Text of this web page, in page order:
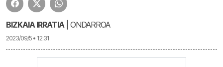
BIZKAIA IRRATIA| ONDARROA
2023/09/5 • 12:31